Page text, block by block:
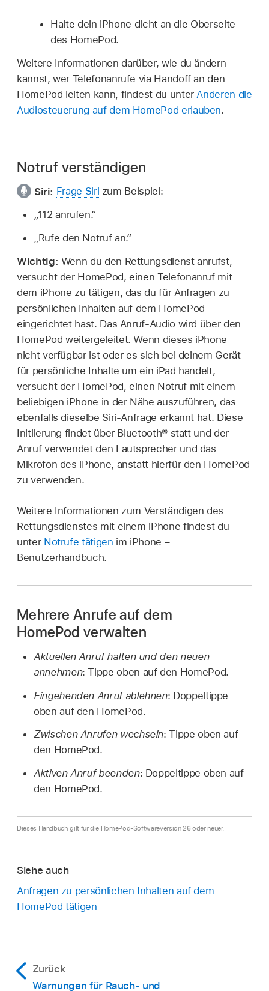
Halte dein iPhone dicht an die Oberseite
des HomePod.
Weitere Informationen darüber, wie du ändern
kannst, wer Telefonanrufe via Handoff an den
HomePod leiten kann, findest du unter Anderen die
Audiosteuerung auf dem HomePod erlauben.
Notruf verständigen
Siri: Frage Siri zum Beispiel:
„112 anrufen.“
„Rufe den Notruf an.“
Wichtig: Wenn du den Rettungsdienst anrufst,
versucht der HomePod, einen Telefonanruf mit
dem iPhone zu tätigen, das du für Anfragen zu
persönlichen Inhalten auf dem HomePod
eingerichtet hast. Das Anruf-Audio wird über den
HomePod weitergeleitet. Wenn dieses iPhone
nicht verfügbar ist oder es sich bei deinem Gerät
für persönliche Inhalte um ein iPad handelt,
versucht der HomePod, einen Notruf mit einem
beliebigen iPhone in der Nähe auszuführen, das
ebenfalls dieselbe Siri-Anfrage erkannt hat. Diese
Initiierung findet über Bluetooth® statt und der
Anruf verwendet den Lautsprecher und das
Mikrofon des iPhone, anstatt hierfür den HomePod
zu verwenden.
Weitere Informationen zum Verständigen des
Rettungsdienstes mit einem iPhone findest du
unter Notrufe tätigen im iPhone –
Benutzerhandbuch.
Mehrere Anrufe auf dem
HomePod verwalten
Aktuellen Anruf halten und den neuen
annehmen: Tippe oben auf den HomePod.
Eingehenden Anruf ablehnen: Doppeltippe
oben auf den HomePod.
Zwischen Anrufen wechseln: Tippe oben auf
den HomePod.
Aktiven Anruf beenden: Doppeltippe oben auf
den HomePod.
Dieses Handbuch gilt für die HomePod-Softwareversion 26 oder neuer.
Siehe auch
Anfragen zu persönlichen Inhalten auf dem
HomePod tätigen
Zurück
Warnungen für Rauch- und